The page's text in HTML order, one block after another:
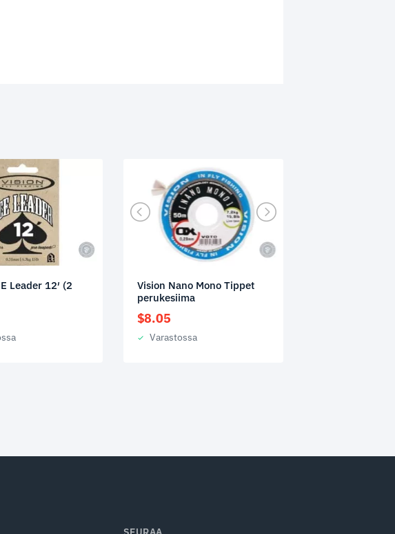
Leader 12′ (2
Vision Nano Mono Tippet
perukesiima
$8.05
Varastossa